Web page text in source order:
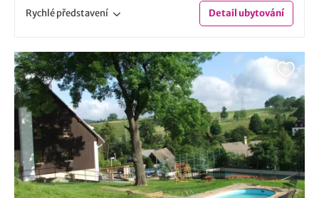
Rychlépředstavení Detailubytování